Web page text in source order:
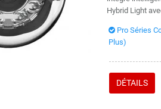
Hybrid Light
Pro Séries
Plus)
DÉTAILS